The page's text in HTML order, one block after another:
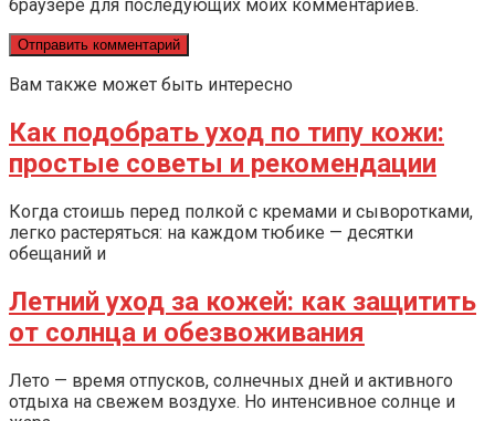
браузере для последующих моих комментариев.
Вам также может быть интересно
Как подобрать уход по типу кожи:
простые советы и рекомендации
Когда стоишь перед полкой с кремами и сыворотками,
легко растеряться: на каждом тюбике — десятки
обещаний и
Летний уход за кожей: как защитить
от солнца и обезвоживания
Лето — время отпусков, солнечных дней и активного
отдыха на свежем воздухе. Но интенсивное солнце и